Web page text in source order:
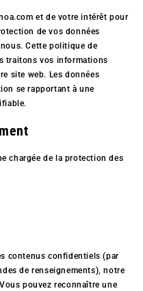
et de votre intérêt pour
de vos données
Cette politique de
traitons vos informations
site web. Les données
se rapportant à une
chargée de la protection des
contenus confidentiels (par
de renseignements), notre
pouvez reconnaître une